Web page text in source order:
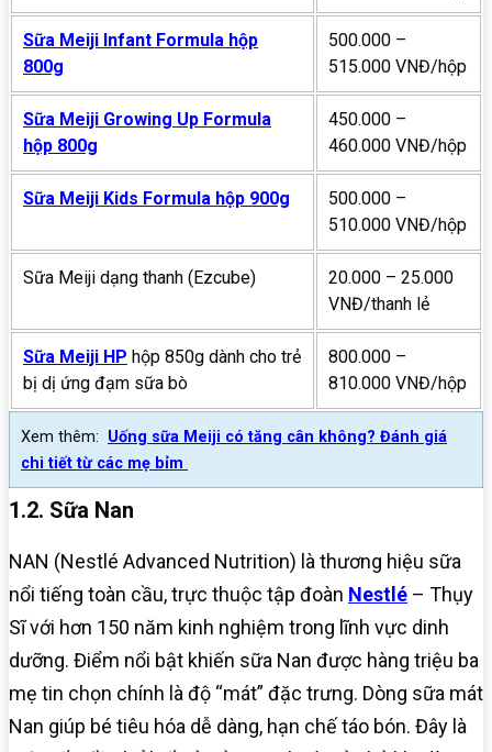
Sữa Meiji Infant Formula hộp
800g
500.000 –
515.000 VNĐ/hộp
Sữa Meiji Growing Up Formula
hộp 800g
450.000 –
460.000 VNĐ/hộp
Sữa Meiji Kids Formula hộp 900g
500.000 –
510.000 VNĐ/hộp
Sữa Meiji dạng thanh (Ezcube)
20.000 – 25.000
VNĐ/thanh lẻ
Sữa Meiji HP hộp 850g dành cho trẻ
bị dị ứng đạm sữa bò
800.000 –
810.000 VNĐ/hộp
Xem thêm: Uống sữa Meiji có tăng cân không? Đánh giá
chi tiết từ các mẹ bỉm
1.2. Sữa Nan
NAN (Nestlé Advanced Nutrition) là thương hiệu sữa
nổi tiếng toàn cầu, trực thuộc tập đoàn Nestlé – Thụy
Sĩ với hơn 150 năm kinh nghiệm trong lĩnh vực dinh
dưỡng. Điểm nổi bật khiến sữa Nan được hàng triệu ba
mẹ tin chọn chính là độ “mát” đặc trưng. Dòng sữa mát
Nan giúp bé tiêu hóa dễ dàng, hạn chế táo bón. Đây là